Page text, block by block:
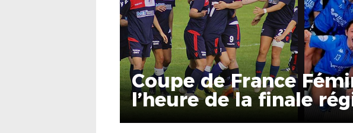
Coupe de France
l’heure de la finale